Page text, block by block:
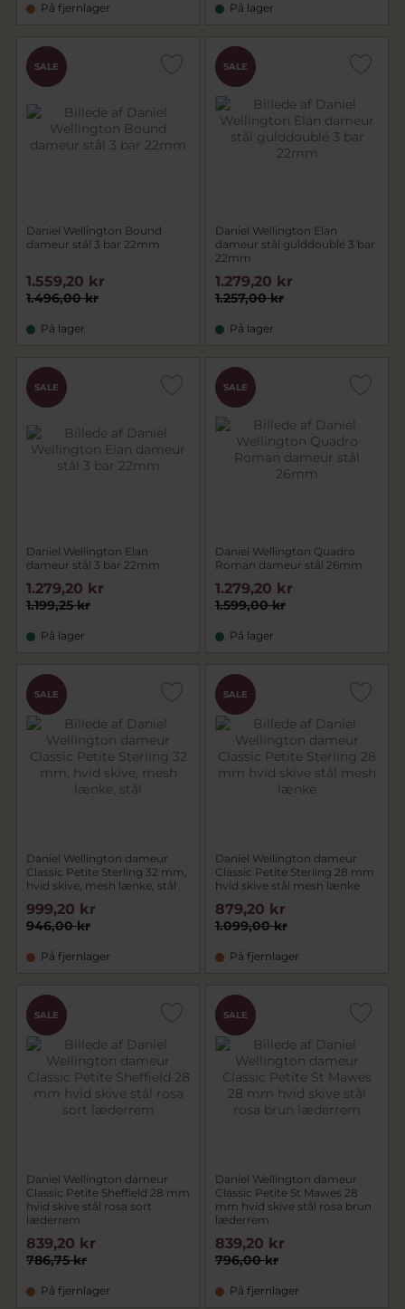
På fjernlager På lager
PRIS
SALE
Daniel Wellington Bound
dameur stål 3 bar 22mm
1.496,00 kr
1.559,20 kr
På lager
PRIS
SALE
Daniel Wellington Elan
dameur stål gulddoublé 3 bar
22mm
1.257,00 kr
1.279,20 kr
På lager
PRIS
SALE
Daniel Wellington Elan
dameur stål 3 bar 22mm
1.199,25 kr
1.279,20 kr
På lager
SALE
Daniel Wellington Quadro
Roman dameur stål 26mm
1.599,00 kr
1.279,20 kr
På lager
PRIS
SALE
Daniel Wellington dameur
Classic Petite Sterling 32 mm,
hvid skive, mesh lænke, stål
946,00 kr
999,20 kr
På fjernlager
SALE
Daniel Wellington dameur
Classic Petite Sterling 28 mm
hvid skive stål mesh lænke
1.099,00 kr
879,20 kr
På fjernlager
PRIS
SALE
Daniel Wellington dameur
Classic Petite Sheffield 28 mm
hvid skive stål rosa sort
læderrem
786,75 kr
839,20 kr
På fjernlager
PRIS
SALE
Daniel Wellington dameur
Classic Petite St Mawes 28
mm hvid skive stål rosa brun
læderrem
796,00 kr
839,20 kr
På fjernlager